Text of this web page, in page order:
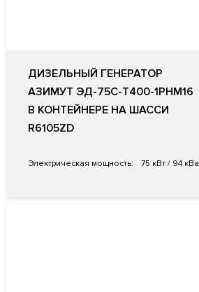
ДИЗЕЛЬНЫЙ ГЕНЕРАТОР
АЗИМУТ ЭД-75С-Т400-1РНМ16
В КОНТЕЙНЕРЕ НА ШАССИ
R6105ZD
Электрическая мощность: 75 кВт / 94 кВа